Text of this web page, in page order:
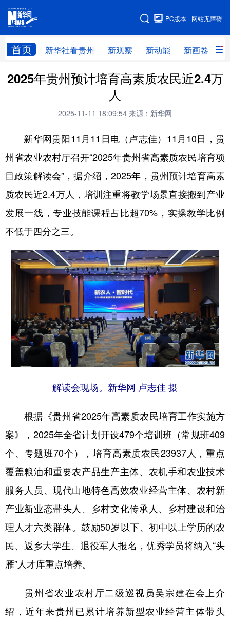
网站无障碍
PC版本
首页 新华社看贵州 新观察 新动能 新画卷
网站地图
新华社看贵州 新观察 新动能 新画卷
直播
畅游贵州 数字贵州 律动贵州 健康贵州
光影贵州 部门之窗 县区直达 企业速递
六盘水 毕节 铜仁 黔东南
黔南
地方频道
北京 天津 河北 山西
辽宁 吉林 上海 江苏
浙江 安徽 福建 江西
河南 湖北 湖南
陕西 甘肃 青海 宁夏
新疆 内蒙古 黑龙江
多语种频道
English Español Français عربى
Русский язык 日本語 한국어
Deutsch Português
2025年贵州预计培育高素质农民近2.4万
人
2025-11-11 18:09:54 来源：新华网
新华网贵阳11月11日电（卢志佳）11月10日，贵
州省农业农村厅召开“2025年贵州省高素质农民培育项
目政策解读会”，据介绍，2025年，贵州预计培育高素
质农民近2.4万人，培训注重将教学场景直接搬到产业
发展一线，专业技能课程占比超70%，实操教学比例
不低于四分之三。
解读会现场。新华网 卢志佳 摄
根据《贵州省2025年高素质农民培育工作实施方
案》，2025年全省计划开设479个培训班（常规班409
个、专题班70个），培育高素质农民23937人，重点
覆盖粮油和重要农产品生产主体、农机手和农业技术
服务人员、现代山地特色高效农业经营主体、农村新
产业新业态带头人、乡村文化传承人、乡村建设和治
理人才六类群体。鼓励50岁以下、初中以上学历的农
民、返乡大学生、退役军人报名，优秀学员将纳入“头
雁”人才库重点培养。
贵州省农业农村厅二级巡视员吴宗建在会上介
绍，近年来贵州已累计培养新型农业经营主体带头